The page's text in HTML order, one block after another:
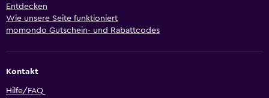
Entdecken
Wie unsere Seite funktioniert
momondo Gutschein- und Rabattcodes
Kontakt
Hilfe/FAQ